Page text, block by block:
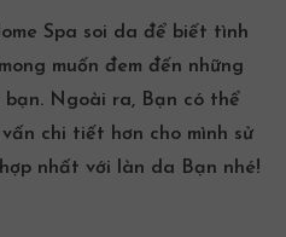
Spa soi da để biết tình
muốn đem đến những
Ngoài ra, Bạn có thể
chi tiết hơn cho mình sử
nhất với làn da Bạn nhé!